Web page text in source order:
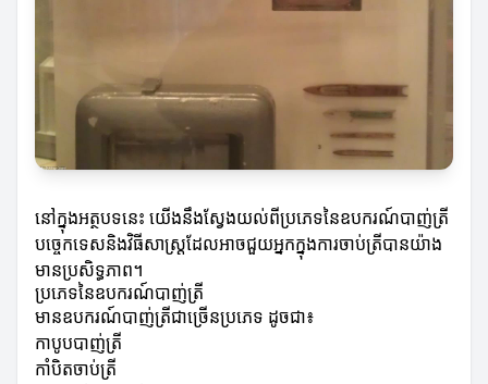
នៅក្នុងអត្ថបទនេះ យើងនឹងស្វែងយល់ពីប្រភេទនៃឧបករណ៍បាញ់ត្រី
បច្ចេកទេសនិងវិធីសាស្រ្តដែលអាចជួយអ្នកក្នុងការចាប់ត្រីបានយ៉ាង
មានប្រសិទ្ធភាព។
ប្រភេទនៃឧបករណ៍បាញ់ត្រី
មានឧបករណ៍បាញ់ត្រីជាច្រើនប្រភេទ ដូចជា៖
កាបូបបាញ់ត្រី
កាំបិតចាប់ត្រី